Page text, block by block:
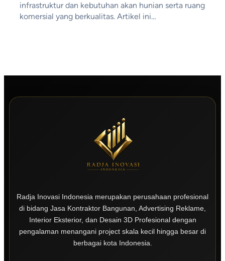
infrastruktur dan kebutuhan akan hunian serta ruang
komersial yang berkualitas. Artikel ini…
Radja Inovasi Indonesia merupakan perusahaan profesional
di bidang Jasa Kontraktor Bangunan, Advertising Reklame,
Interior Eksterior, dan Desain 3D Profesional dengan
pengalaman menangani project skala kecil hingga besar di
berbagai kota Indonesia.